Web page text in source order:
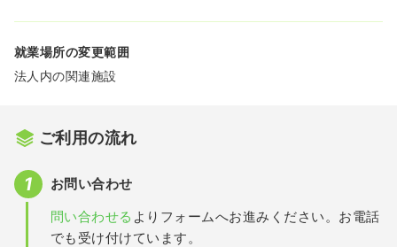
就業場所の変更範囲
法人内の関連施設
ご利用の流れ
お問い合わせ
問い合わせる よりフォームへお進みください。お電話
でも受け付けています。